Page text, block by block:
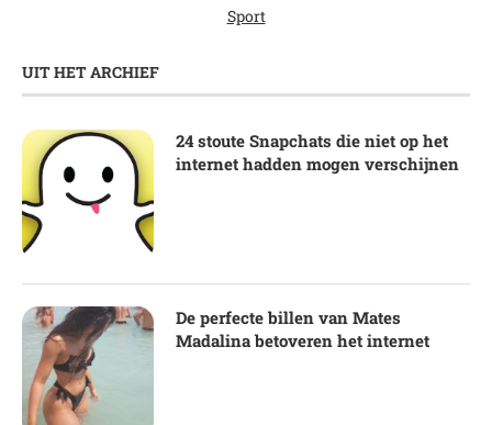
Sport
UIT HET ARCHIEF
24 stoute Snapchats die niet op het
internet hadden mogen verschijnen
De perfecte billen van Mates
Madalina betoveren het internet